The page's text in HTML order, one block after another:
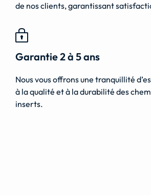
de nos clients, garantissant
Garantie 2 à 5 ans
Nous vous offrons une tranquillité
à la qualité et à la durabilité des
inserts.